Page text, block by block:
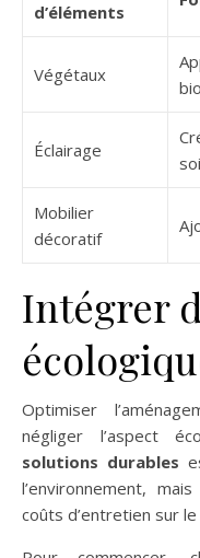
d’éléments
Végétaux
Éclairage
Mobilier
décoratif
Intégrer
Optimiser
négliger l’aspect
solutions durables
l’environnement,
coûts d’entretien sur